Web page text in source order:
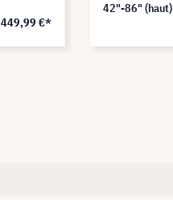
449,99 €*
42"-86" (haut)